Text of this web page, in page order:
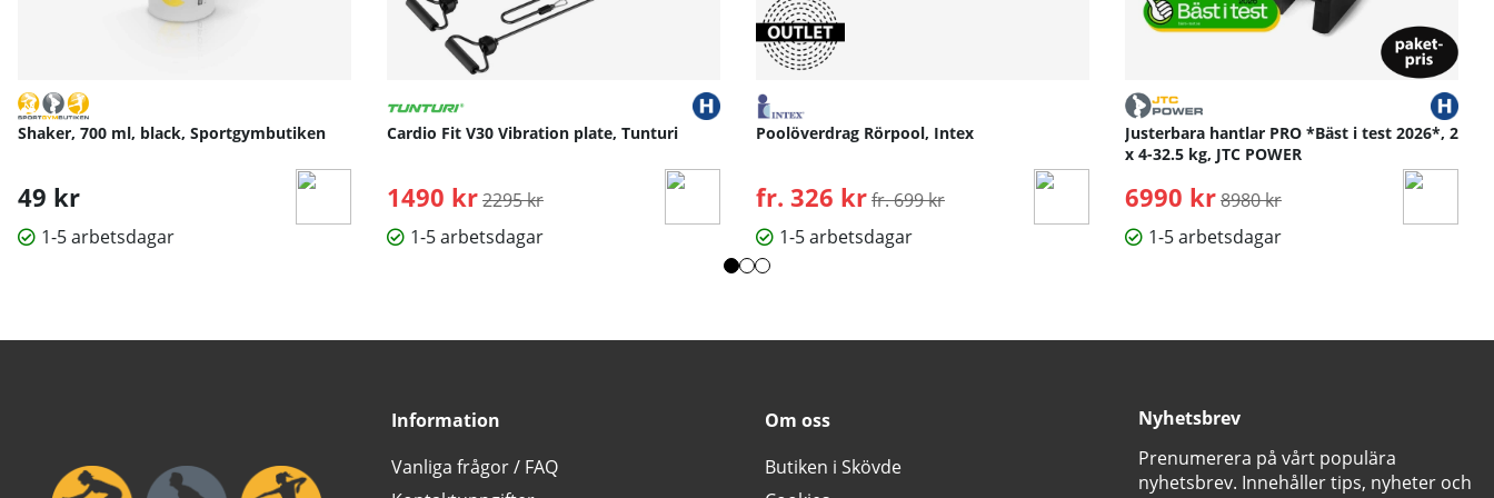
Shaker, 700 ml, black, Sportgymbutiken
49 kr
1-5 arbetsdagar
Cardio Fit V30 Vibration plate, Tunturi
1490 kr Ordinarie pris:
2295 kr
1-5 arbetsdagar
Poolöverdrag Rörpool, Intex
fr. 326 krOrdinarie pris:
fr. 699 kr
1-5 arbetsdagar
Justerbara hantlar PRO *Bäst i test 2026*, 2
x 4-32.5 kg, JTC POWER
6990 kr Ordinarie pris:
8980 kr
1-5 arbetsdagar
Information
Vanliga frågor / FAQ
Om oss
Butiken i Skövde
Nyhetsbrev
Prenumerera på vårt populära
nyhetsbrev. Innehåller tips, nyheter och